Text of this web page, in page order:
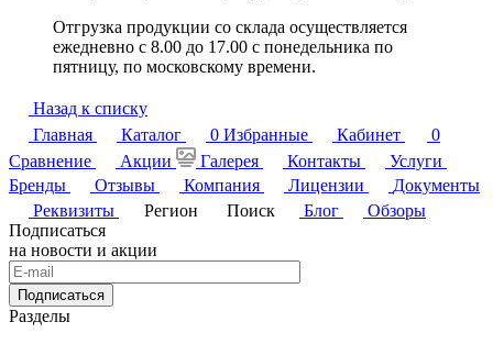
Отгрузка продукции со склада осуществляется
ежедневно с 8.00 до 17.00 с понедельника по
пятницу, по московскому времени.
Назад к списку
Главная
Каталог 0 Избранные Кабинет
0
Сравнение
Акции Галерея Контакты
Услуги
Бренды
Отзывы Компания Лицензии
Документы
Реквизиты
Регион Поиск Блог
Обзоры
Подписаться
на новости и акции
Подписаться
Разделы